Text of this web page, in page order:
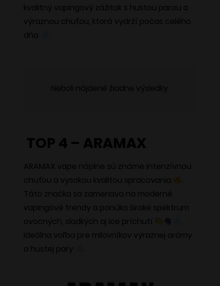
produktu.
kvalitný vapingový zážitok s hustou parou a
výraznou chuťou, ktorá vydrží počas celého
dňa
.
Neboli nájdené žiadne výsledky.
TOP 4 – ARAMAX
ARAMAX vape náplne sú známe intenzívnou
chuťou a vysokou kvalitou spracovania
.
Táto značka sa zameriava na moderné
vapingové trendy a ponúka široké spektrum
ovocných, sladkých aj ice príchutí
.
Ideálna voľba pre milovníkov výraznej arómy
a hustej pary
.